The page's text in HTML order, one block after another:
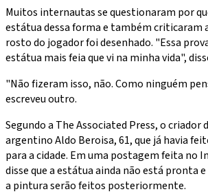
Muitos internautas se questionaram por
estátua dessa forma e também criticaram
rosto do jogador foi desenhado. "Essa
estátua mais feia que vi na minha vida",
"Não fizeram isso, não. Como ninguém
escreveu outro.
Segundo a The Associated Press, o criador
argentino Aldo Beroisa, 61, que já havia
para a cidade. Em uma postagem feita no
disse que a estátua ainda não está pronta
a pintura serão feitos posteriormente.